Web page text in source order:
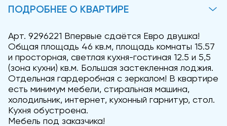
ПОДРОБНЕЕ О КВАРТИРЕ
Арт. 9296221 Впервые сдаётся Евро двушка!
Общая площадь 46 кв.м, площадь комнаты 15.57
и просторная, светлая кухня-гостиная 12.5 и 5,5
(зона кухни) кв.м. Большая застекленная лоджия.
Отдельная гардеробная с зеркалом! В квартире
есть минимум мебели, стиральная машина,
холодильник, интернет, кухонный гарнитур, стол.
Кухня обустроена.
Мебель под заказчика!